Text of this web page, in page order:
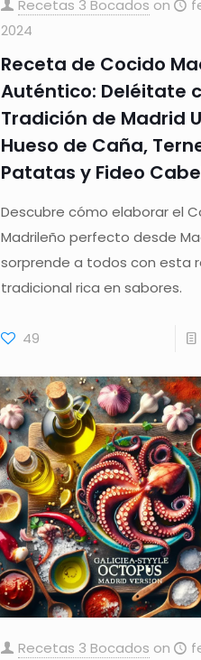
Recetas 3 Bocados on
2024
Receta de Cocido
Auténtico: Deléitate
Tradición de Madrid
Hueso de Caña,
Patatas y Fideo
Descubre cómo elaborar el
Madrileño perfecto desde
sorprende a todos con esta
tradicional rica en sabores.
49
Recetas 3 Bocados on